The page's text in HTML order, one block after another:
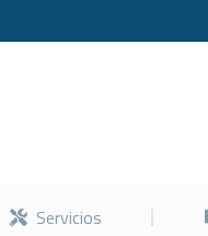
Servicios
Cursos